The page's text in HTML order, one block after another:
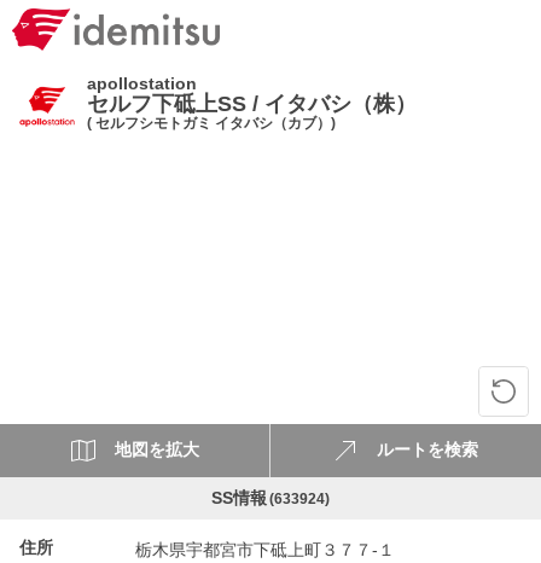
apollostation
セルフ下砥上SS / イタバシ（株）
( セルフシモトガミ イタバシ（カブ）)
SS情報 (633924)
住所 栃木県宇都宮市下砥上町３７７-１
地図を拡大 ルートを検索